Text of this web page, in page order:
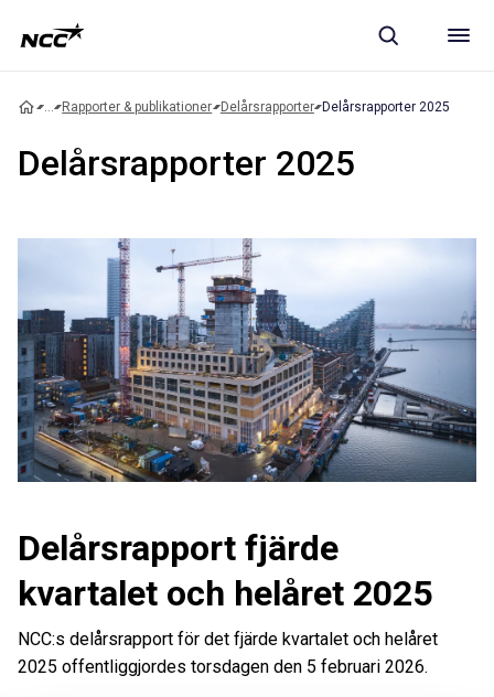
... Rapporter & publikationer Delårsrapporter Delårsrapporter 2025
Delårsrapporter 2025
Delårsrapport fjärde
kvartalet och helåret 2025
NCC:s delårsrapport för det fjärde kvartalet och helåret
2025 offentliggjordes torsdagen den 5 februari 2026.